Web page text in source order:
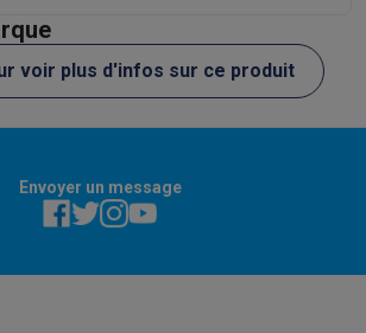
voir plus d'infos sur ce produit
Envoyer un message